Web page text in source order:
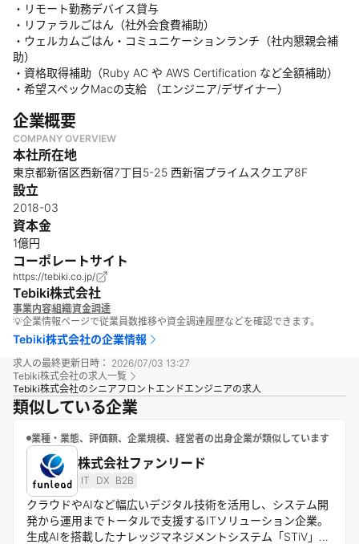
・リモート勤務デバイス貸与
・リファラルごはん（社外会食費補助）
・ウェルカムごはん・コミュニケーションランチ（社内懇親会補
助）
・資格取得補助（Ruby AC や AWS Certification など全額補助）
・希望スペックMacの支給 （エンジニア/デザイナー）
企業概要
COMPANY OVERVIEW
本社所在地
東京都新宿区西新宿7丁目5-25 西新宿プライムスクエア8F
設立
2018-03
資本金
1億円
コーポレートサイト
https://tebiki.co.jp/
Tebiki株式会社
事業内容組織資金調達
💡企業情報ページで従業員数推移や資金調達履歴などを確認できます。
Tebiki株式会社の企業情報
求人の最終更新日時： 2026/07/03 13:27
Tebiki株式会社の求人一覧
Tebiki株式会社のシニアフロントエンドエンジニアの求人
類似している企業
業種・業態、評価額、企業規模、経営者の出身企業が類似しています
株式会社ファンリード
IT DX B2B
クラウドやAIなど幅広いデジタル技術を活用し、システム開
発から運用までトータルで支援するITソリューション企業。
生成AIを搭載したナレッジマネジメントシステム「STiV」を